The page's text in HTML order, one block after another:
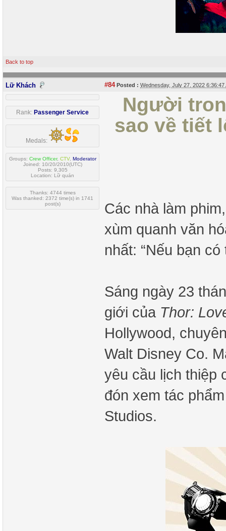
Back to top
Lữ Khách #84Posted : Wednesday, July 27, 2022 6:36:47
Rank: Passenger Service
Medals:
Groups: Crew Officer, CTV, Moderator
Joined: 10/20/2010(UTC)
Posts: 9,305
Location: Lữ quán
Thanks: 4744 times
Was thanked: 2372 time(s) in 1741
post(s)
Người
sao về tiết
Các nhà làm
xùm quanh văn
nhất: “Nếu bạn
Sáng ngày 23
giới của Thor:
Hollywood,
Walt Disney Co.
yêu cầu lịch thiệp
đón xem tác
Studios.